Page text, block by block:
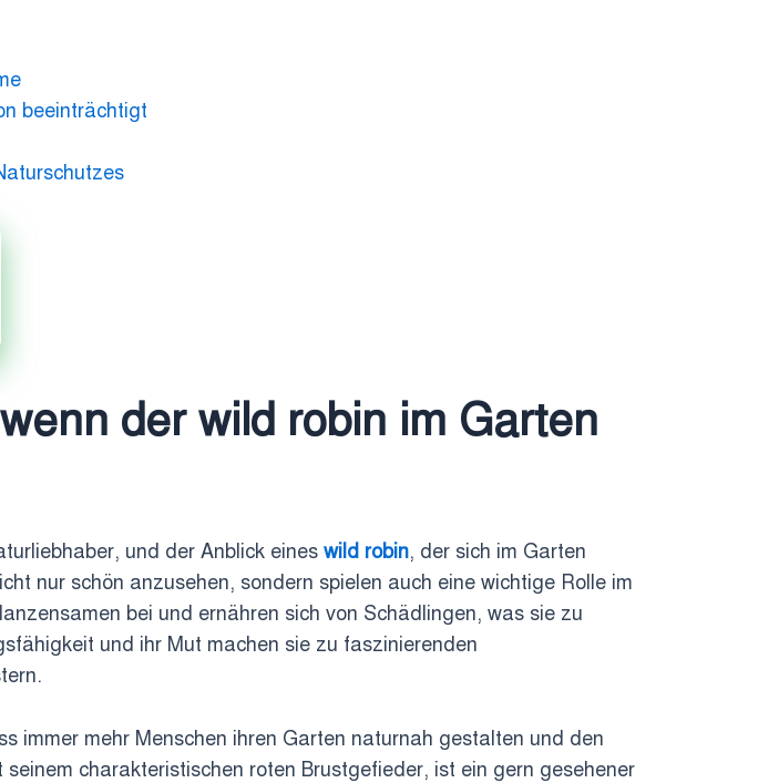
beeinträchtigt
der wild robin im Garten
und der Anblick eines wild robin, der sich im Garten
nur schön anzusehen, sondern spielen auch eine wichtige Rolle im
bei und ernähren sich von Schädlingen, was sie zu
und ihr Mut machen sie zu faszinierenden
immer mehr Menschen ihren Garten naturnah gestalten und den
charakteristischen roten Brustgefieder, ist ein gern gesehener